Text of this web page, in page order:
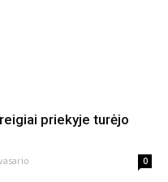
priekyje turėjo
0